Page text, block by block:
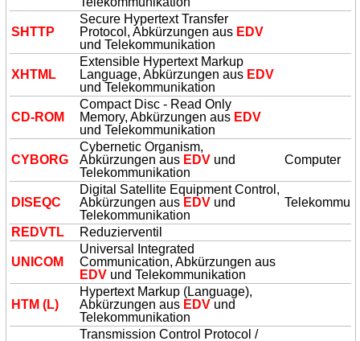
SHTTP
Secure Hypertext Transfer
Protocol, Abkürzungen aus EDV
und Telekommunikation
XHTML
Extensible Hypertext Markup
Language, Abkürzungen aus EDV
und Telekommunikation
CD-ROM
Compact Disc - Read Only
Memory, Abkürzungen aus EDV
und Telekommunikation
CYBORG
Cybernetic Organism,
Abkürzungen aus EDV und
Telekommunikation
Computer
DISEQC
Digital Satellite Equipment Control,
Abkürzungen aus EDV und
Telekommunikation
R EDVTL Reduzierventil
UNICOM
Universal Integrated
Communication, Abkürzungen aus
EDV und Telekommunikation
HTM (L)
Hypertext Markup (Language),
Abkürzungen aus EDV und
Telekommunikation
Transmission Control Protocol /